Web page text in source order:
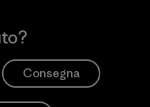
Consegna